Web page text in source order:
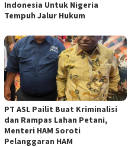
Indonesia Untuk Nigeria
Tempuh Jalur Hukum
PT ASL Pailit Buat Kriminalisi
dan Rampas Lahan Petani,
Menteri HAM Soroti
Pelanggaran HAM